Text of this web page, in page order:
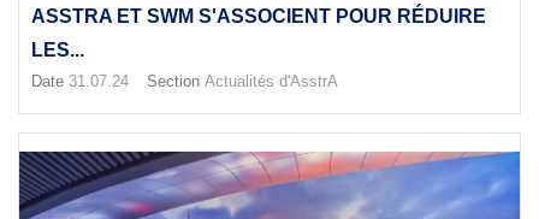
ASSTRA ET SWM S'ASSOCIENT POUR RÉDUIRE
LES...
Date 31.07.24 Section Actualités d'AsstrA